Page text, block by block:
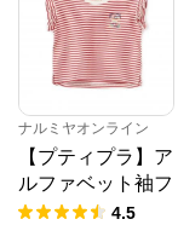
ナルミヤオンライン
【プティプラ】ア
ルファベット袖フ
リルTシャツ
4.5